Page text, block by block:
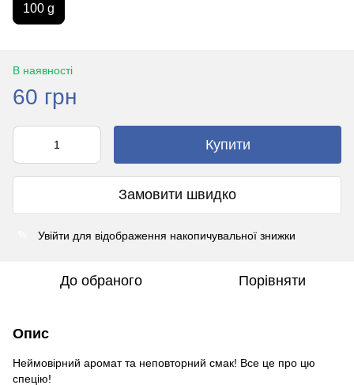
100 g
В наявності
60 грн
Купити
Замовити швидко
Увійти для відображення накопичувальної знижки
До обраного Порівняти
Опис
Неймовірний аромат та неповторний смак! Все це про цю
спецію!